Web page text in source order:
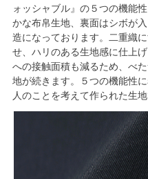
ォッシャブル』の５つの機能
かな布帛生地、裏面はシボが
造になっております。二重織
せ、ハリのある生地感に仕上
への接触面積も減るため、べ
地が続きます。５つの機能性
人のことを考えて作られた生地